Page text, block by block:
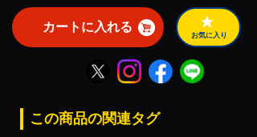
カートに入れる
お気に入り
この商品の関連タグ